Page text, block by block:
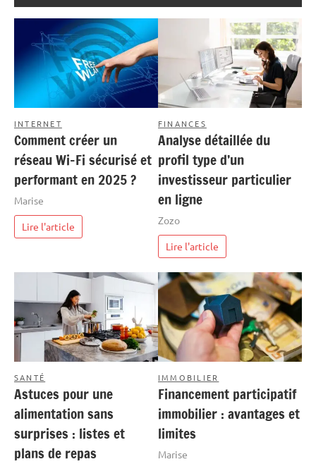
INTERNET
Comment créer un
réseau Wi-Fi sécurisé et
performant en 2025 ?
Marise
Lire l'article
FINANCES
Analyse détaillée du
profil type d’un
investisseur particulier
en ligne
Zozo
Lire l'article
SANTÉ
Astuces pour une
alimentation sans
surprises : listes et
plans de repas
IMMOBILIER
Financement participatif
immobilier : avantages et
limites
Marise